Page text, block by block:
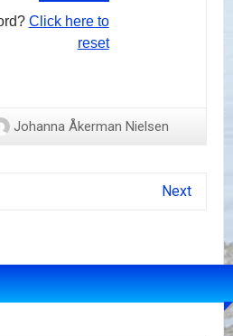
Click here to
reset
Johanna Åkerman Nielsen
Next